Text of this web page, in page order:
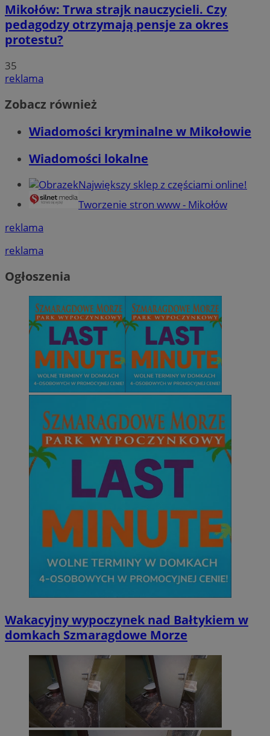
Mikołów: Trwa strajk nauczycieli. Czy
pedagodzy otrzymają pensje za okres
protestu?
35
reklama
Zobacz również
Wiadomości kryminalne w Mikołowie
Wiadomości lokalne
Największy sklep z częściami online!
Tworzenie stron www - Mikołów
reklama
reklama
Ogłoszenia
Wakacyjny wypoczynek nad Bałtykiem w
domkach Szmaragdowe Morze